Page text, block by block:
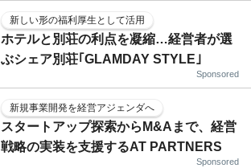
新しい形の福利厚生として活用
ホテルと別荘の利点を凝縮…経営者が選
ぶシェア別荘｢GLAMDAY STYLE｣
Sponsored
新規事業開発を経営アジェンダへ
スタートアップ探索からM&Aまで、経営
戦略の実装を支援するAT PARTNERS
Sponsored